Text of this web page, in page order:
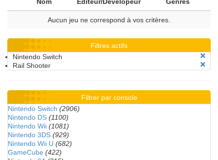
Aucun jeu ne correspond à vos critères.
Filtres actifs
Nintendo Switch
Rail Shooter
Filtrer par console
Nintendo Switch (2906)
Nintendo DS (1100)
Nintendo Wii (1081)
Nintendo 3DS (929)
Nintendo Wii U (682)
GameCube (422)